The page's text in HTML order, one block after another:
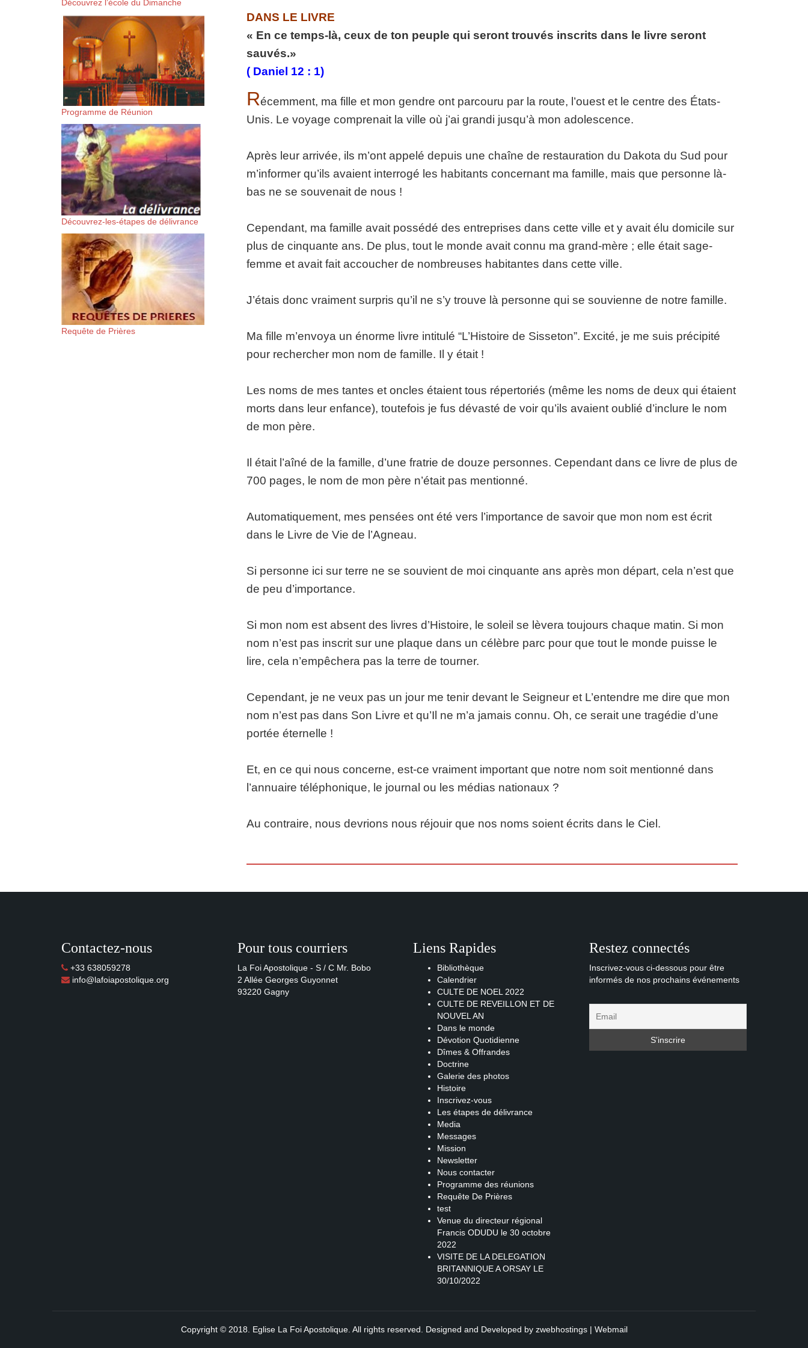
content/uploads/2018/06/Es-tu-lasse-rempli-de-tritesse.mp3
Découvrez l’école du Dimanche
Programme de Réunion
Découvrez-les-étapes de délivrance
Requête de Prières
DANS LE LIVRE
« En ce temps-là, ceux de ton peuple qui seront trouvés inscrits dans le livre seront
sauvés.»
( Daniel 12 : 1)
Récemment, ma fille et mon gendre ont parcouru par la route, l’ouest et le centre des États-
Unis. Le voyage comprenait la ville où j’ai grandi jusqu’à mon adolescence.
Après leur arrivée, ils m’ont appelé depuis une chaîne de restauration du Dakota du Sud pour
m’informer qu’ils avaient interrogé les habitants concernant ma famille, mais que personne là-
bas ne se souvenait de nous !
Cependant, ma famille avait possédé des entreprises dans cette ville et y avait élu domicile sur
plus de cinquante ans. De plus, tout le monde avait connu ma grand-mère ; elle était sage-
femme et avait fait accoucher de nombreuses habitantes dans cette ville.
J’étais donc vraiment surpris qu’il ne s’y trouve là personne qui se souvienne de notre famille.
Ma fille m’envoya un énorme livre intitulé “L’Histoire de Sisseton”. Excité, je me suis précipité
pour rechercher mon nom de famille. Il y était !
Les noms de mes tantes et oncles étaient tous répertoriés (même les noms de deux qui étaient
morts dans leur enfance), toutefois je fus dévasté de voir qu’ils avaient oublié d’inclure le nom
de mon père.
Il était l’aîné de la famille, d’une fratrie de douze personnes. Cependant dans ce livre de plus de
700 pages, le nom de mon père n’était pas mentionné.
Automatiquement, mes pensées ont été vers l’importance de savoir que mon nom est écrit
dans le Livre de Vie de l’Agneau.
Si personne ici sur terre ne se souvient de moi cinquante ans après mon départ, cela n’est que
de peu d’importance.
Si mon nom est absent des livres d’Histoire, le soleil se lèvera toujours chaque matin. Si mon
nom n’est pas inscrit sur une plaque dans un célèbre parc pour que tout le monde puisse le
lire, cela n’empêchera pas la terre de tourner.
Cependant, je ne veux pas un jour me tenir devant le Seigneur et L’entendre me dire que mon
nom n’est pas dans Son Livre et qu’Il ne m’a jamais connu. Oh, ce serait une tragédie d’une
portée éternelle !
Et, en ce qui nous concerne, est-ce vraiment important que notre nom soit mentionné dans
l’annuaire téléphonique, le journal ou les médias nationaux ?
Au contraire, nous devrions nous réjouir que nos noms soient écrits dans le Ciel.
Contactez-nous
+33 638059278
info@lafoiapostolique.org
Pour tous courriers
La Foi Apostolique - S / C Mr. Bobo
2 Allée Georges Guyonnet
93220 Gagny
Liens Rapides
Bibliothèque
Calendrier
CULTE DE NOEL 2022
CULTE DE REVEILLON ET DE
NOUVEL AN
Dans le monde
Dévotion Quotidienne
Dîmes & Offrandes
Doctrine
Galerie des photos
Histoire
Inscrivez-vous
Les étapes de délivrance
Media
Messages
Mission
Newsletter
Nous contacter
Programme des réunions
Requête De Prières
test
Venue du directeur régional
Francis ODUDU le 30 octobre
2022
VISITE DE LA DELEGATION
BRITANNIQUE A ORSAY LE
30/10/2022
Restez connectés
Inscrivez-vous ci-dessous pour être
informés de nos prochains événements
Copyright © 2018. Eglise La Foi Apostolique. All rights reserved. Designed and Developed by zwebhostings| Webmail